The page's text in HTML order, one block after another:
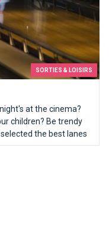
SORTIES & LOISIRS
at the cinema?
children? Be trendy
the best lanes